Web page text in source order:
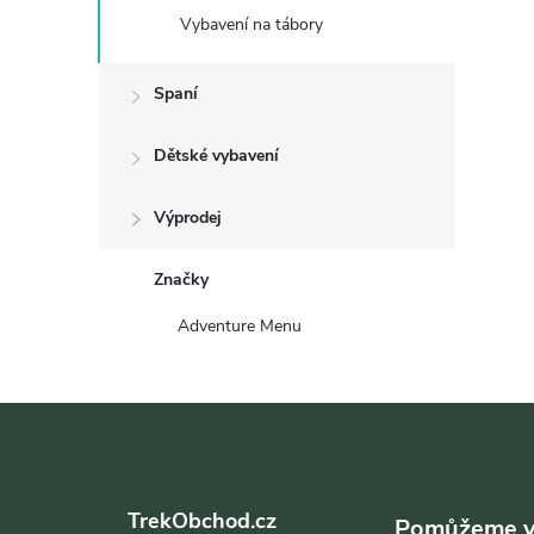
Vybavení na tábory
Spaní
Dětské vybavení
Výprodej
Značky
Adventure Menu
TrekObchod.cz